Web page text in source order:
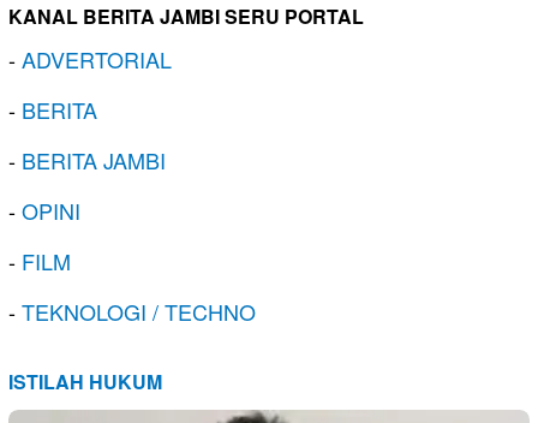
KANAL BERITA JAMBI SERU PORTAL
-ADVERTORIAL
- BERITA
- BERITA JAMBI
-OPINI
- FILM
-TEKNOLOGI / TECHNO
ISTILAH HUKUM